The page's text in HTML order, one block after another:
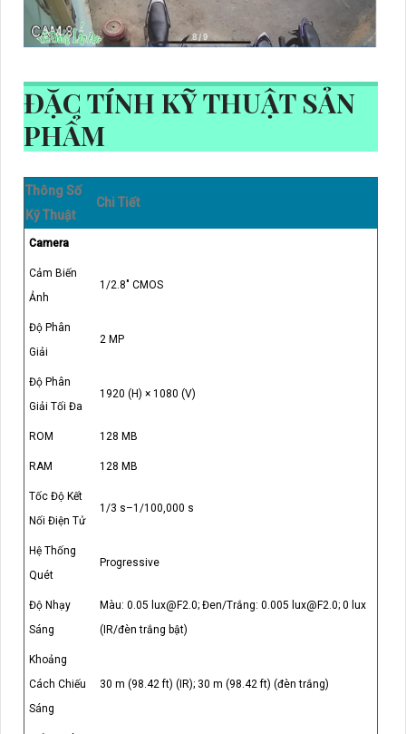
ĐẶC TÍNH KỸ THUẬT SẢN
PHẨM
Thông Số
Kỹ Thuật
Chi Tiết
Camera
Cảm Biến
Ảnh
1/2.8" CMOS
Độ Phân
Giải
2 MP
Độ Phân
Giải Tối Đa
1920 (H) × 1080 (V)
ROM 128 MB
RAM 128 MB
Tốc Độ Kết
Nối Điện Tử
1/3 s–1/100,000 s
Hệ Thống
Quét
Progressive
Độ Nhạy
Sáng
Màu: 0.05 lux@F2.0; Đen/Trắng: 0.005 lux@F2.0; 0 lux
(IR/đèn trắng bật)
Khoảng
Cách Chiếu
Sáng
30 m (98.42 ft) (IR); 30 m (98.42 ft) (đèn trắng)